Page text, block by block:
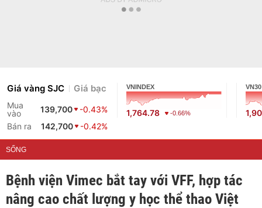
Giá vàng SJC Giá bạc
Mua
vào
139,700
-0.43%
Bán ra
142,700 -0.42%
VNINDEX
1,764.78 -0.66%
VN30
SỐNG
Bệnh viện Vimec bắt tay với VFF, hợp tác
nâng cao chất lượng y học thể thao Việt